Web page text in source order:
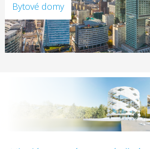
Bytové domy